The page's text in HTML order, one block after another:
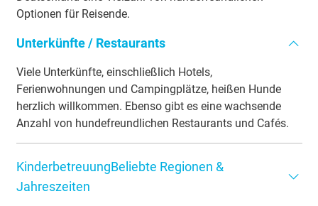
erleben.
Optionen für Reisende.
Unterkünfte / Restaurants
Viele Unterkünfte, einschließlich Hotels,
Ferienwohnungen und Campingplätze, heißen Hunde
herzlich willkommen. Ebenso gibt es eine wachsende
Anzahl von hundefreundlichen Restaurants und Cafés.
KinderbetreuungBeliebte Regionen &
Jahreszeiten